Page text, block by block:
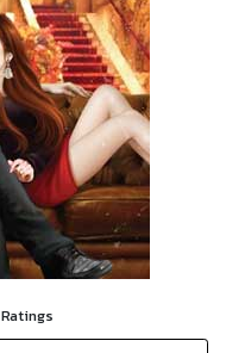
Ratings